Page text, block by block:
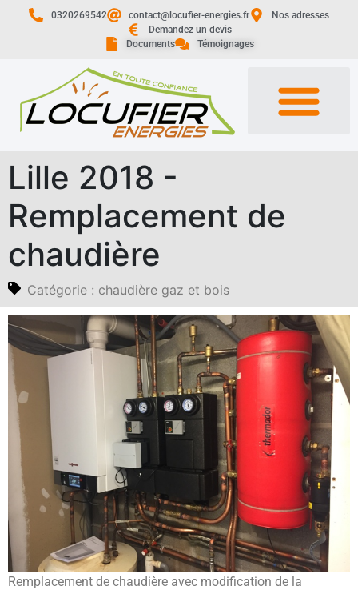
0320269542 contact@locufier-energies.fr
Nos adresses
Demandez un devis
Documents
Témoignages
Lille 2018 -
Remplacement de
chaudière
Catégorie : chaudière gaz et bois
Remplacement de chaudière avec modification de la